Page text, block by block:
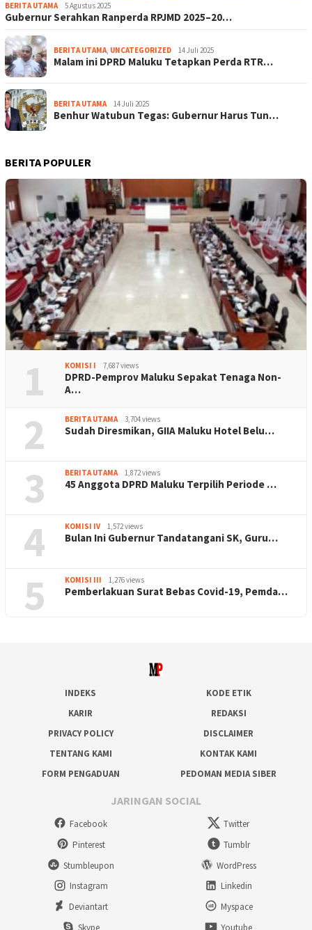
BERITA UTAMA 5 Agustus 2025
Gubernur Serahkan Ranperda RPJMD 2025–20…
BERITA UTAMA, UNCATEGORIZED 14 Juli 2025
Malam ini DPRD Maluku Tetapkan Perda RTR…
BERITA UTAMA 14 Juli 2025
Benhur Watubun Tegas: Gubernur Harus Tun…
BERITA POPULER
1 KOMISI I 7,687 views
DPRD-Pemprov Maluku Sepakat Tenaga Non-
A…
2 BERITA UTAMA 3,704 views
Sudah Diresmikan, GIIA Maluku Hotel Belu…
3 BERITA UTAMA 1,872 views
45 Anggota DPRD Maluku Terpilih Periode …
4 KOMISI IV 1,572 views
Bulan Ini Gubernur Tandatangani SK, Guru…
5 KOMISI III 1,276 views
Pemberlakuan Surat Bebas Covid-19, Pemda…
INDEKS
KODE ETIK
KARIR
REDAKSI
PRIVACY POLICY
DISCLAIMER
TENTANG KAMI
KONTAK KAMI
FORM PENGADUAN
PEDOMAN MEDIA SIBER
JARINGAN SOCIAL
Facebook
Twitter
Pinterest
Tumblr
Stumbleupon
WordPress
Instagram
Linkedin
Deviantart
Myspace
Skype
Youtube